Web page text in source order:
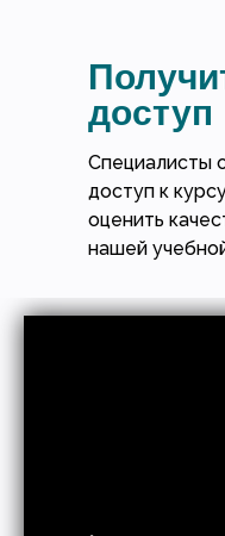
доступ
Специалисты
доступ к
оценить
нашей